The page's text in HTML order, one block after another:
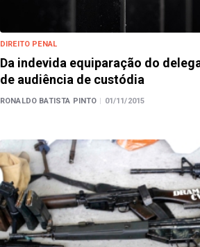
DIREITO PENAL
Da indevida equiparação do
de audiência de custódia
RONALDO BATISTA PINTO | 01/11/2015